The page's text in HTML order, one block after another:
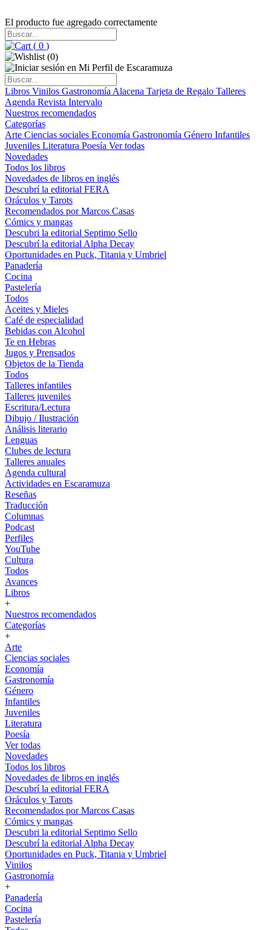
El producto fue agregado correctamente
( 0 )
(0)
Libros Vinilos Gastronomía Alacena Tarjeta de Regalo Talleres
Agenda Revista Intervalo
Nuestros recomendados
Categorías
Arte Ciencias sociales Economía Gastronomía Género Infantiles
Juveniles Literatura Poesía Ver todas
Novedades
Todos los libros
Novedades de libros en inglés
Descubrí la editorial FERA
Oráculos y Tarots
Recomendados por Marcos Casas
Cómics y mangas
Descubri la editorial Septimo Sello
Descubrí la editorial Alpha Decay
Oportunidades en Puck, Titania y Umbriel
Panadería
Cocina
Pastelería
Todos
Aceites y Mieles
Café de especialidad
Bebidas con Alcohol
Te en Hebras
Jugos y Prensados
Objetos de la Tienda
Todos
Talleres infantiles
Talleres juveniles
Escritura/Lectura
Dibujo / Ilustración
Análisis literario
Lenguas
Clubes de lectura
Talleres anuales
Agenda cultural
Actividades en Escaramuza
Reseñas
Traducción
Columnas
Podcast
Perfiles
YouTube
Cultura
Todos
Avances
Libros
+
Nuestros recomendados
Categorías
+
Arte
Ciencias sociales
Economía
Gastronomía
Género
Infantiles
Juveniles
Literatura
Poesía
Ver todas
Novedades
Todos los libros
Novedades de libros en inglés
Descubrí la editorial FERA
Oráculos y Tarots
Recomendados por Marcos Casas
Cómics y mangas
Descubri la editorial Septimo Sello
Descubrí la editorial Alpha Decay
Oportunidades en Puck, Titania y Umbriel
Vinilos
Gastronomía
+
Panadería
Cocina
Pastelería